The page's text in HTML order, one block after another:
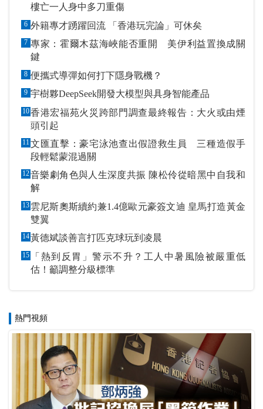
樓亡一人身中多刀重傷
6 外籍專才踴躍回流 「香港玩完論」可休矣
7 專家：霍爾木茲海峽能否重開 美伊利益置換成關
鍵
8 便攜式導彈如何打下隱身戰機？
9 宇樹夥DeepSeek開發大模型與具身智能產品
10香港宏福苑火災跨部門調查最終報告：大火或由煙
頭引起
11文匯直擊：豪宅泳池查出假證救生員 三種造假手
段輕鬆蒙混過關
12音樂劇角色與人生深度共振 陳松伶從暗黑中自我和
解
13 雲尼斯奧斯續約兼1.4億歐元豪簽文迪 皇馬打造黃金
雙翼
14黃德斌談善言打匹克球玩到凌晨
15
「熱到反胃」警示不升？工人中暑風險被嚴重低
估！籲調整分級標準
熱門視頻